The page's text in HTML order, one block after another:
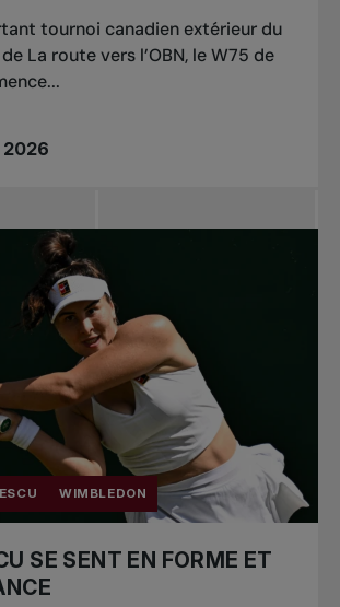
tournoi canadien extérieur du
La route vers l’OBN, le W75 de
2026
WIMBLEDON
SE SENT EN FORME ET